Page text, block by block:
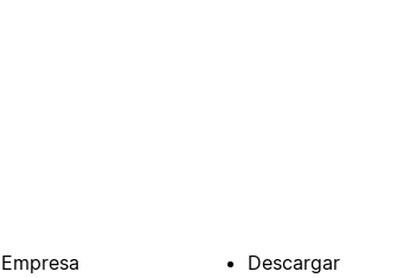
Empresa
Descargar